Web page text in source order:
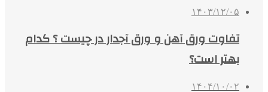
۱۴۰۳/۱۲/۰۵
تفاوت ورق آهن و ورق آجدار در چیست ؟ کدام
بهتر است؟
۱۴۰۴/۱۰/۰۲